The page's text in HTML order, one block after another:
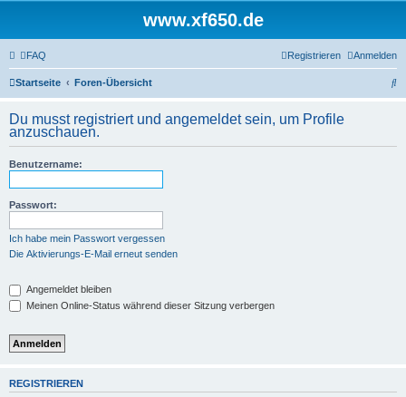
www.xf650.de
FAQ Anmelden
Registrieren
Startseite Foren-Übersicht
S
h
Du musst registriert und angemeldet sein, um Profile
anzuschauen.
Benutzername:
Passwort:
Ich habe mein Passwort vergessen
Die Aktivierungs-E-Mail erneut senden
Angemeldet bleiben
Meinen Online-Status während dieser Sitzung verbergen
REGISTRIEREN